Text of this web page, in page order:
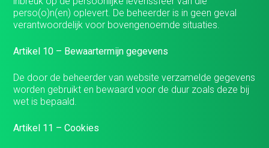
perso(o)n(en) oplevert. De beheerder is in geen geval
verantwoordelijk voor bovengenoemde situaties.
Artikel 10 – Bewaartermijn gegevens
De door de beheerder van website verzamelde gegevens
worden gebruikt en bewaard voor de duur zoals deze bij
wet is bepaald.
Artikel 11 – Cookies